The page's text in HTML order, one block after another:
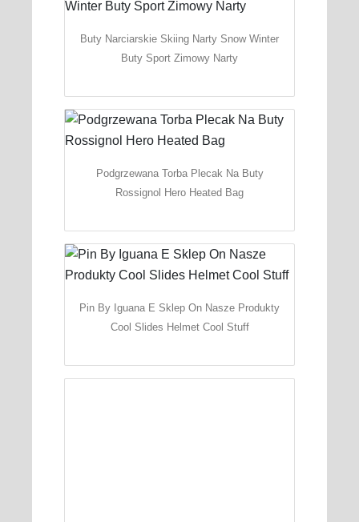
Buty Narciarskie Skiing Narty Snow Winter
Buty Sport Zimowy Narty
Podgrzewana Torba Plecak Na Buty
Rossignol Hero Heated Bag
Pin By Iguana E Sklep On Nasze Produkty
Cool Slides Helmet Cool Stuff